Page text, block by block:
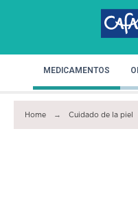
MEDICAMENTOS
Home Cuidado de la piel